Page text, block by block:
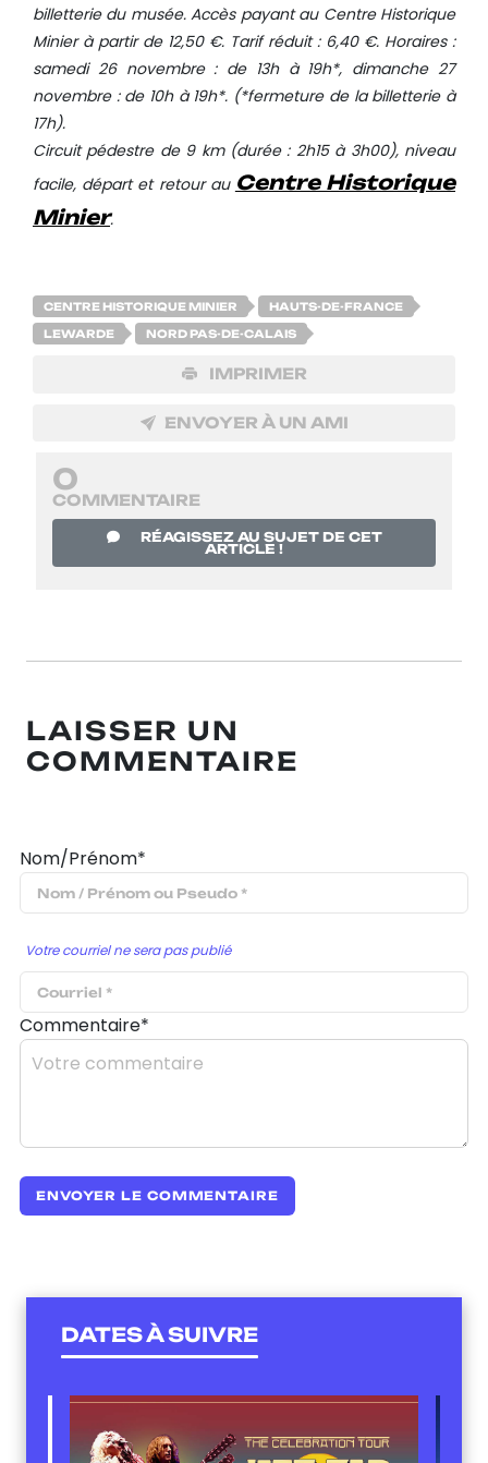
billetterie du musée. Accès payant au Centre Historique
Minier à partir de 12,50 €. Tarif réduit : 6,40 €. Horaires :
samedi 26 novembre : de 13h à 19h*, dimanche 27
novembre : de 10h à 19h*. (*fermeture de la billetterie à
17h).
Circuit pédestre de 9 km (durée : 2h15 à 3h00), niveau
facile, départ et retour au Centre Historique
Minier.
CENTRE HISTORIQUE MINIER HAUTS-DE-FRANCE
LEWARDE NORD PAS-DE-CALAIS
IMPRIMER
ENVOYER À UN AMI
0
COMMENTAIRE
RÉAGISSEZ AU SUJET DE CET
ARTICLE !
LAISSER UN
COMMENTAIRE
Nom/Prénom*
Votre courriel ne sera pas publié
Commentaire*
DATES À SUIVRE